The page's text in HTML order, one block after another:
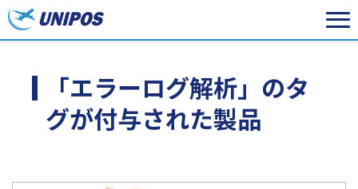
「エラーログ解析」のタ
グが付与された製品